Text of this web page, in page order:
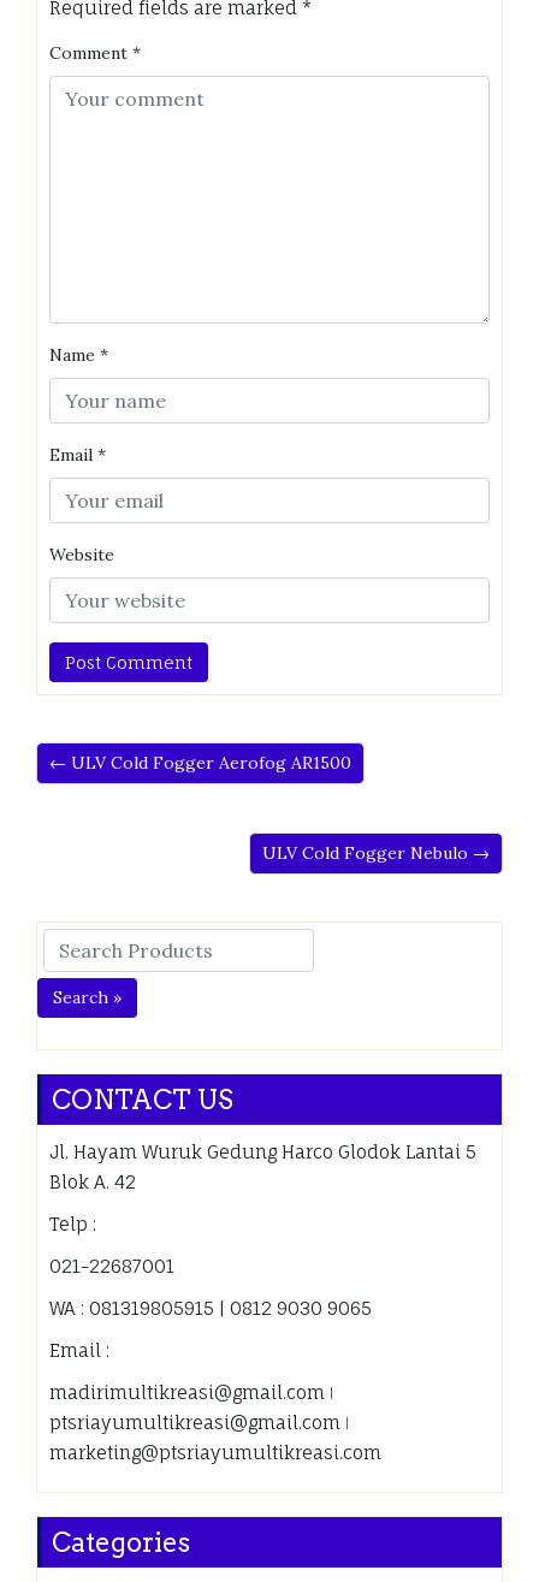
Required fields are marked *
Comment *
Name *
Email *
Website
← ULV Cold Fogger Aerofog AR1500
ULV Cold Fogger Nebulo →
Search »
CONTACT US
Jl. Hayam Wuruk Gedung Harco Glodok Lantai 5
Blok A. 42
Telp :
021-22687001
WA : 081319805915 | 0812 9030 9065
Email :
madirimultikreasi@gmail.com ǀ
ptsriayumultikreasi@gmail.com ǀ
marketing@ptsriayumultikreasi.com
Categories